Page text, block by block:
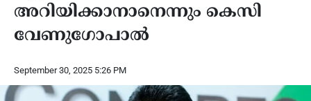
അറിയിക്കാനാനെന്നും കെസി
വേണുഗോപാൽ
September 30, 2025 5:26 PM